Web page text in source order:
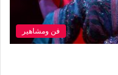
فن ومشاهير